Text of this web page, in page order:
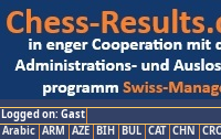
Logged on: Gast
Arabic ARM AZE BIH BUL CAT CHN